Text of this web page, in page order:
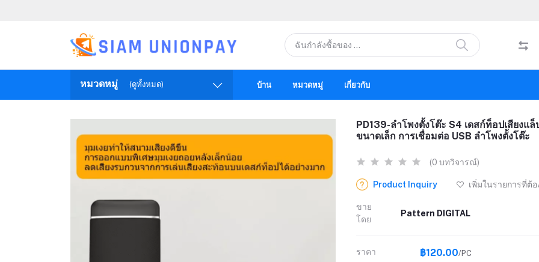
หมวดหมู่ (ดูทั้งหมด) บ้าน หมวดหมู่ เกี่ยวกับ
PD139-ลำโพงตั้งโต๊ะ S4 เดสก์ท็อปเสียงแ
ขนาดเล็ก การเชื่อมต่อ USB ลำโพงตั้งโต๊ะ
(0 บทวิจารณ์)
Product Inquiry เพิ่มในรายการที่ต้อ
ขาย
โดย
Pattern DIGITAL
ราคา ฿120.00/PC